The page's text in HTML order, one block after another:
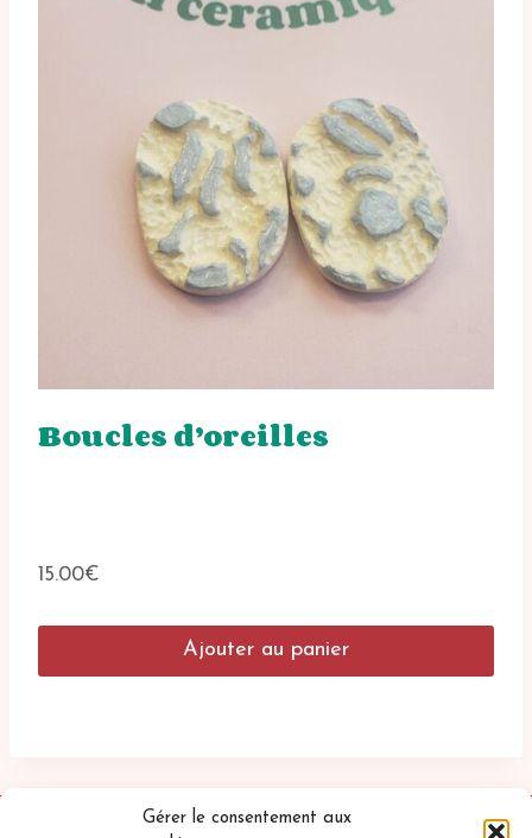
Gérer le consentement aux
Boucles d’oreilles
15.00€
Ajouter au panier